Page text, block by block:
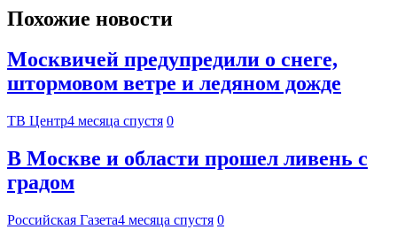
Похожие новости
Москвичей предупредили о снеге,
штормовом ветре и ледяном дожде
ТВ Центр4 месяца спустя 0
В Москве и области прошел ливень с
градом
Российская Газета4 месяца спустя 0